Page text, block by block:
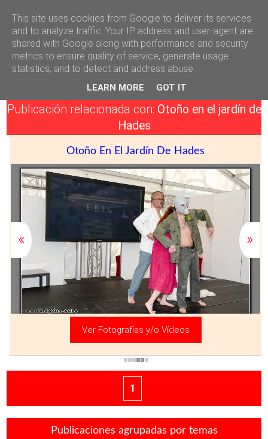
Héctor Falagán De Cabo
Página en remodelación
pueden estar fuera de funcionamiento !
Publicación relacionada con: Otoño en el jardín de
Hades
Otoño En El Jardín De Hades
« »
Ver Fotografías y/o Vídeos
1
Publicaciones agrupadas por temas
This site uses cookies from Google to deliver its services
and to analyze traffic. Your IP address and user-agent are
shared with Google along with performance and security
metrics to ensure quality of service, generate usage
statistics, and to detect and address abuse.
LEARN MORE GOT IT